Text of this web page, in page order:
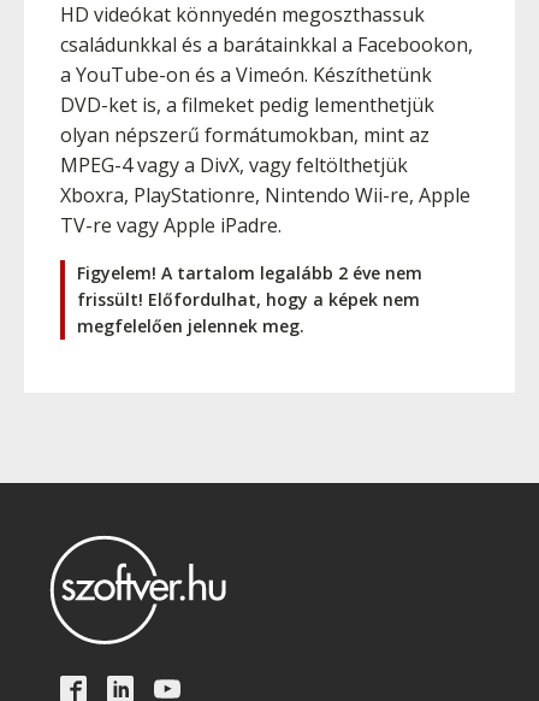
HD videókat könnyedén megoszthassuk
családunkkal és a barátainkkal a Facebookon,
a YouTube-on és a Vimeón. Készíthetünk
DVD-ket is, a filmeket pedig lementhetjük
olyan népszerű formátumokban, mint az
MPEG-4 vagy a DivX, vagy feltölthetjük
Xboxra, PlayStationre, Nintendo Wii-re, Apple
TV-re vagy Apple iPadre.
Figyelem! A tartalom legalább 2 éve nem
frissült! Előfordulhat, hogy a képek nem
megfelelően jelennek meg.